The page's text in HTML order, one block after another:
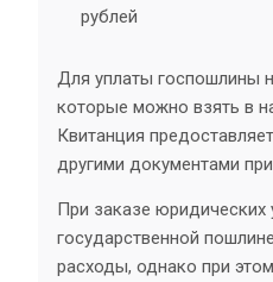
рублей
Для уплаты госпошлины
которые можно взять в
Квитанция
другими документами при
При заказе юридических
государственной
расходы, однако при